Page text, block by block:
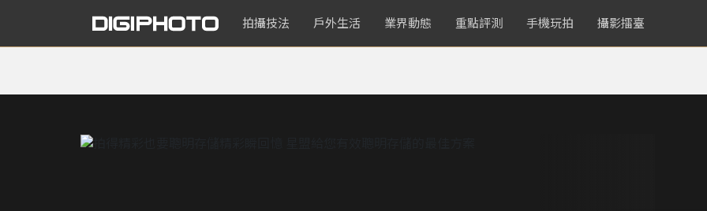
拍攝技法 戶外生活 業界動態 重點評測 手機玩拍 攝影擂臺